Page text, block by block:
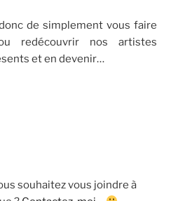
de simplement vous faire
redécouvrir nos artistes
et en devenir…
souhaitez vous joindre à